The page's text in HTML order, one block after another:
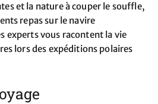
et la nature à couper le souffle,
repas sur le navire
experts vous racontent la vie
lors des expéditions polaires